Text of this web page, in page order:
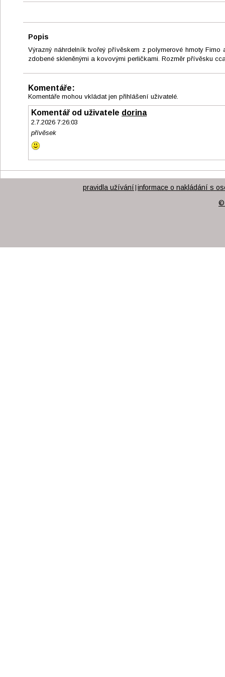
Popis
Výrazný náhrdelník tvořeý přívěskem z polymerové hmoty
zdobené skleněnými a kovovými perličkami. Rozměr přívěsku
Komentáře:
Komentáře mohou vkládat jen přihlášení uživatelé.
Komentář od uživatele dorina
2.7.2026 7:26:03
přívěsek
pravidla užívání informace o nakládání s
©